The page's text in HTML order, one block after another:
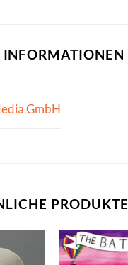
GmbH
PRODUKTE